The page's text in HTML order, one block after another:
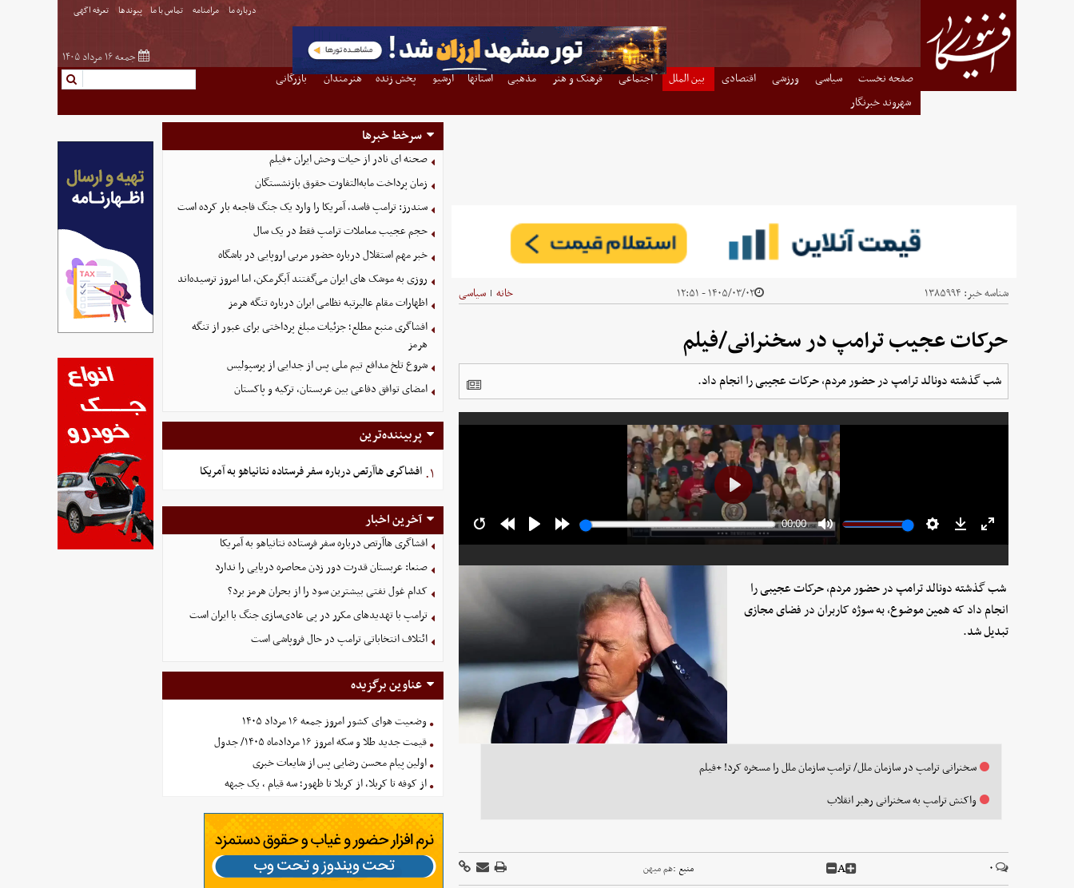
درباره ما مرامنامه تماس با ما پیوندها تعرفه اگهی
جمعه ۱۶ مرداد ۱۴۰۵
صفحه نخست سیاسی ورزشی اقتصادی بین الملل اجتماعی فرهنگ و هنر مذهبی استانها آرشیو پخش زنده هنرمندان
بازرگانی
شهروند خبرنگار
شناسه خبر: ۱۳۸۵۹۹۴ ۱۴۰۵/۰۳/۰۲ - ۱۲:۵۱ خانه | سیاسی
حرکات عجیب ترامپ در سخنرانی/فیلم
شب گذشته دونالد ترامپ در حضور مردم، حرکات عجیبی را انجام داد.
شب گذشته دونالد ترامپ در حضور مردم، حرکات عجیبی را
انجام داد که همین موضوع، به سوژه کاربران در فضای مجازی
تبدیل شد.
سخنرانی ترامپ در سازمان ملل/ ترامپ سازمان ملل را مسخره کرد! +فیلم
واکنش ترامپ به سخنرانی رهبر انقلاب
۰ A منبع :هم میهن
سرخط خبرها
صحنه ای نادر از حیات وحش ایران +فیلم
زمان پرداخت مابه‌التفاوت حقوق بازنشستگان
سندرز: ترامپ فاسد، آمریکا را وارد یک جنگ فاجعه بار کرده است
حجم عجیب معاملات ترامپ فقط در یک سال
خبر مهم استقلال درباره حضور مربی اروپایی در باشگاه
روزی به موشک‌ های ایران می‌گفتند آبگرمکن، اما امروز ترسیده‌اند
اظهارات مقام عالیرتبه نظامی ایران درباره تنگه هرمز
افشاگری منبع مطلع؛ جزئیات مبلغ پرداختی برای عبور از تنگه
هرمز
شروع تلخ مدافع تیم ملی پس از جدایی از پرسپولیس
امضای توافق دفاعی بین عربستان، ترکیه و پاکستان
پربیننده‌ترین
۱. افشاگری هاآرتص درباره سفر فرستاده نتانیاهو به آمریکا
آخرین اخبار
افشاگری هاآرتص درباره سفر فرستاده نتانیاهو به آمریکا
صنعا: عربستان قدرت دور زدن محاصره دریایی را ندارد
کدام غول نفتی بیشترین سود را از بحران هرمز برد؟
ترامپ با تهدیدهای مکرر در پی عادی‌سازی جنگ با ایران است
ائتلاف انتخاباتی ترامپ در حال فروپاشی است
عناوین برگزیده
وضعیت هوای کشور امروز جمعه ۱۶ مرداد ۱۴۰۵
قیمت جدید طلا و سکه امروز ۱۶ مردادماه ۱۴۰۵/ جدول
اولین پیام محسن رضایی پس از شایعات خبری
از کوفه تا کربلا، از کربلا تا ظهور؛ سه قیام ، یک جبهه